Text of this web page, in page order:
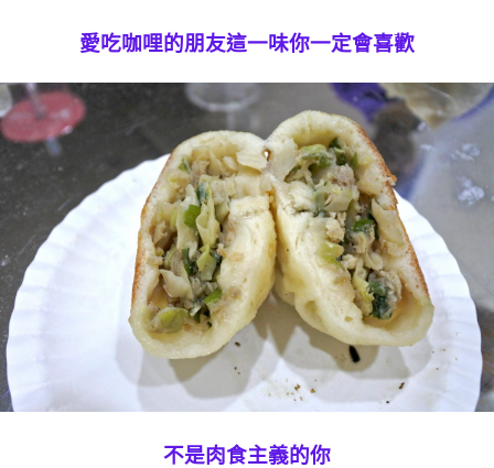
愛吃咖哩的朋友這一味你一定會喜歡
不是肉食主義的你